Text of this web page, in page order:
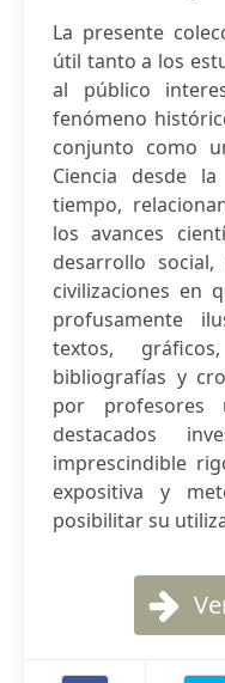
La presente
útil tanto a los
al público
fenómeno
conjunto como
Ciencia desde
tiempo,
los avances
desarrollo
civilizaciones en
profusamente
textos,
bibliografías y
por profesores
destacados
imprescindible
expositiva y
posibilitar su